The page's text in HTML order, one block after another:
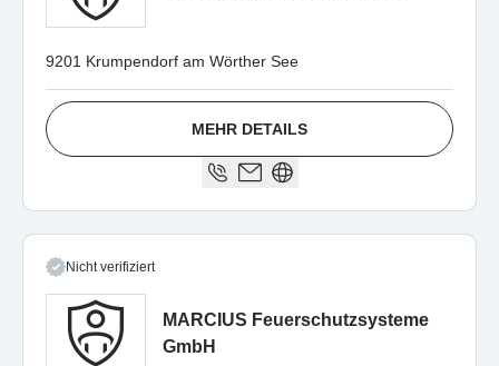
9201 Krumpendorf am Wörther See
MEHR DETAILS
Nicht verifiziert
MARCIUS Feuerschutzsysteme
GmbH